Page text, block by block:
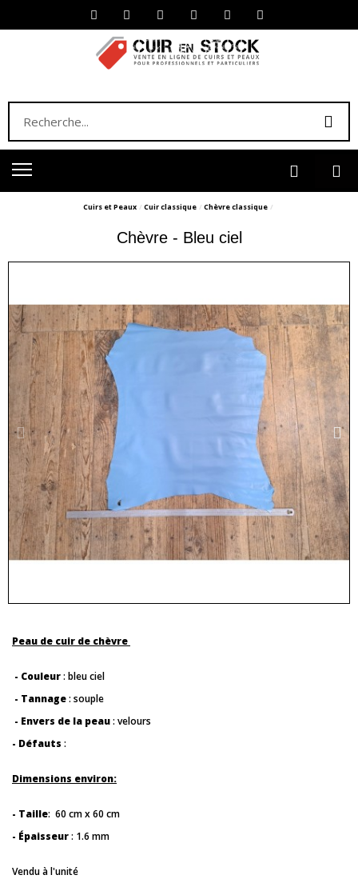
Cuirs et Peaux Cuir classique Chèvre classique
Chèvre - Bleu ciel
Peau de cuir de chèvre
- Couleur: bleu ciel
- Tannage: souple
- Envers de la peau: velours
- Défauts :
Dimensions environ:
- Taille: 60 cm x 60 cm
- Épaisseur: 1.6 mm
Vendu à l'unité